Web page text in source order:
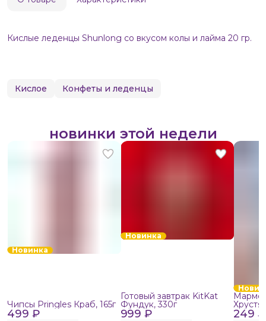
Кислые леденцы Shunlong со вкусом колы и лайма 20 гр.
Кислое Конфеты и леденцы
новинки этой недели
Новинка
499 ₽
Чипсы Pringles Краб, 165г
Новинка
999 ₽
Готовый завтрак KitKat
Фундук, 330г
249 ₽